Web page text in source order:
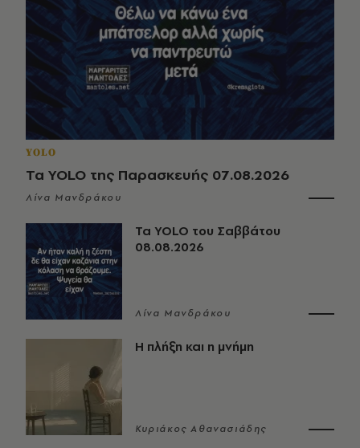
YOLO
Τα YOLO της Παρασκευής 07.08.2026
Λίνα Μανδράκου
Τα YOLO του Σαββάτου
08.08.2026
Λίνα Μανδράκου
Η πλήξη και η μνήμη
Κυριάκος Αθανασιάδης